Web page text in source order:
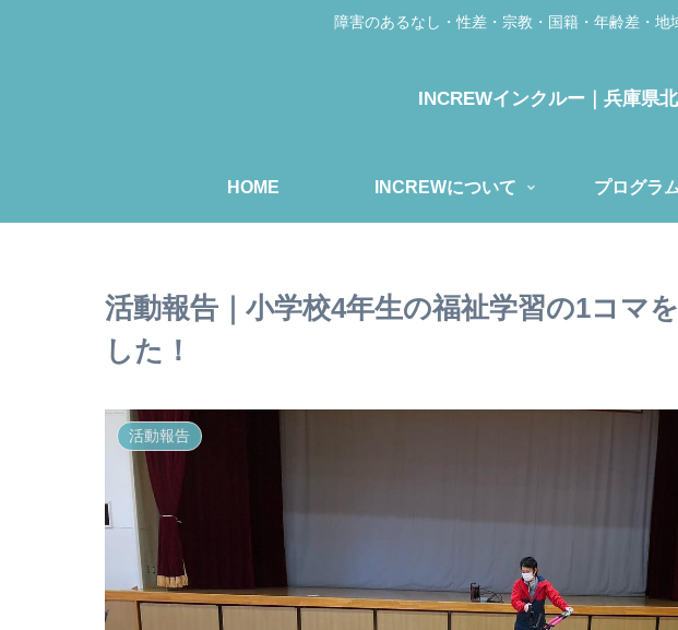
障害のあるなし・性差・宗教・国籍・年齢差・
INCREWインクルー｜兵庫県
HOME INCREWについて プログラ
活動報告｜小学校4年生の福祉学習の1コマ
した！
活動報告